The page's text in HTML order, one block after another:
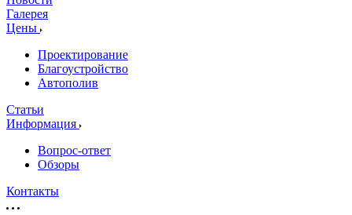
Галерея
Цены
Проектирование
Благоустройство
Автополив
Статьи
Информация
Вопрос-ответ
Обзоры
Контакты